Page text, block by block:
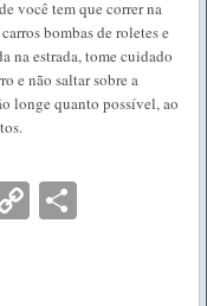
você tem que correr na
bombas de roletes e
na estrada, tome cuidado
e não saltar sobre a
longe quanto possível, ao
Copy